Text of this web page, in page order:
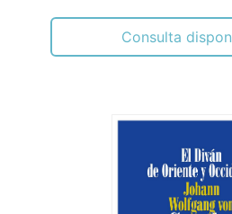
Consulta